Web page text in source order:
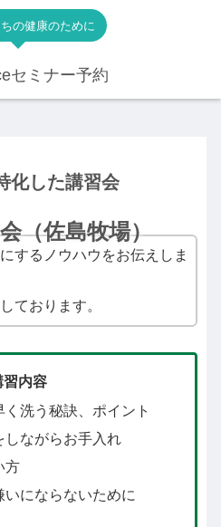
の健康のために
（佐島牧場）
化した講習会
するノウハウをお伝えしま
ております。
習内容
洗う秘訣、ポイント
しながらお手入れ
方
いにならないために